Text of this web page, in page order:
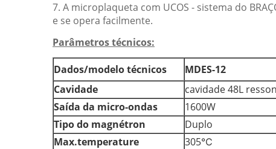
7. A microplaqueta com UCOS - sistema do
e se opera facilmente.
Parâmetros técnicos:
Dados/modelo técnicos MDES-12
Cavidade
cavidade 48L
Saída da micro-ondas
1600W
Tipo do magnétron
Duplo
Max.temperature
305℃